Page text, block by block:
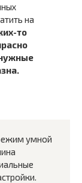
на
то
умной